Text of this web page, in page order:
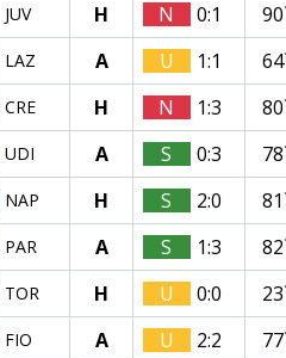
JUV H N 0:1
LAZ A U 1:1
CRE H N 1:3
UDI A S 0:3
NAP H S 2:0
PAR A S 1:3
TOR H U 0:0
FIO A U 2:2